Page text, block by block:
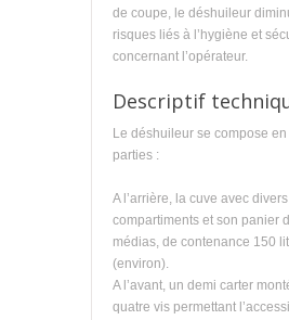
de coupe, le déshuileur
risques liés à l’hygiène et
concernant l’opérateur.
Descriptif
Le déshuileur se compose
parties :
A l’arrière, la cuve avec divers
compartiments et son panier
médias, de contenance 150
(environ).
A l’avant, un demi carter
quatre vis permettant